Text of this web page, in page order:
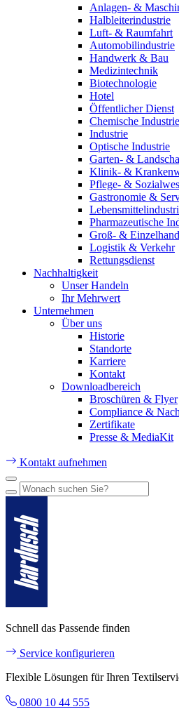
Anlagen- &
Halbleiterindustrie
Luft- & Raumfahrt
Automobilindustrie
Handwerk & Bau
Medizintechnik
Biotechnologie
Hotel
Öffentlicher Dienst
Chemische Industrie
Industrie
Optische Industrie
Garten- &
Klinik- &
Pflege- &
Gastronomie &
Pharmazeutische
Groß- &
Logistik & Verkehr
Rettungsdienst
Nachhaltigkeit
Unser Handeln
Ihr Mehrwert
Unternehmen
Über uns
Historie
Standorte
Karriere
Kontakt
Downloadbereich
Broschüren & Flyer
Compliance &
Zertifikate
Presse & MediaKit
Kontakt aufnehmen
Schnell das Passende finden
Service konfigurieren
Flexible Lösungen für Ihren
0800 10 44 555